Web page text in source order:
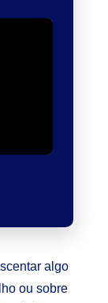
algo
ou sobre